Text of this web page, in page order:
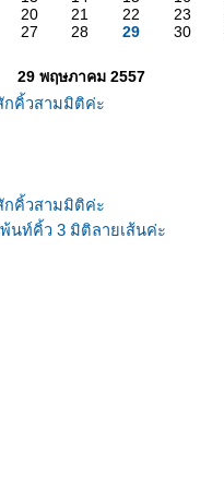
20 21 22 23
27 28 29 30
29 พฤษภาคม 2557
กคิ้วสามมิติค่ะ
กคิ้วสามมิติค่ะ
พ้นท์คิ้ว 3 มิติลายเส้นค่ะ